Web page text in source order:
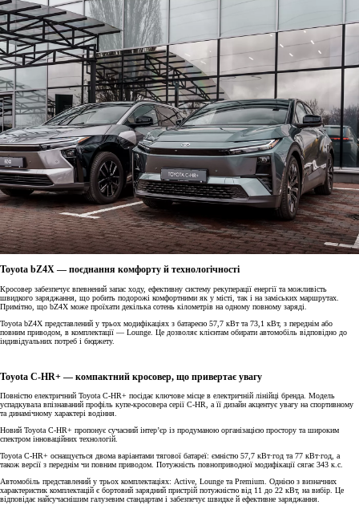
Toyota bZ4X — поєднання комфорту й технологічності
Кросовер забезпечує впевнений запас ходу, ефективну систему рекуперації енергії та можливість
швидкого заряджання, що робить подорожі комфортними як у місті, так і на заміських маршрутах.
Примітно, що bZ4X може проїхати декілька сотень кілометрів на одному повному заряді.
Toyota bZ4X представлений у трьох модифікаціях з батареєю 57,7 кВт та 73,1 кВт, з переднім або
повним приводом, в комплектації — Lounge. Це дозволяє клієнтам обирати автомобіль відповідно до
індивідуальних потреб і бюджету.
Toyota C-HR+ — компактний кросовер, що привертає увагу
Повністю електричний Toyota C-HR+ посідає ключове місце в електричній лінійці бренда. Модель
успадкувала впізнаваний профіль купе-кросовера серії C-HR, а її дизайн акцентує увагу на спортивному
та динамічному характері водіння.
Новий Toyota C-HR+ пропонує сучасний інтер’єр із продуманою організацією простору та широким
спектром інноваційних технологій.
Toyota C-HR+ оснащується двома варіантами тягової батареї: ємністю 57,7 кВт·год та 77 кВт·год, а
також версії з переднім чи повним приводом. Потужність повноприводної модифікації сягає 343 к.с.
Автомобіль представлений у трьох комплектаціях: Active, Lounge та Premium. Однією з визначних
характеристик комплектацій є бортовий зарядний пристрій потужністю від 11 до 22 кВт, на вибір. Це
відповідає найсучаснішим галузевим стандартам і забезпечує швидке й ефективне заряджання.